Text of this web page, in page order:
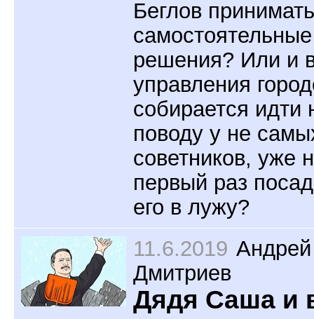
Беглов принимать
самостоятельные
решения? Или и
управления
собирается идти
поводу у не
советников, уже
первый раз
его в лужу?
11.6.2019 Андрей
Дмитриев
Дядя Саша и